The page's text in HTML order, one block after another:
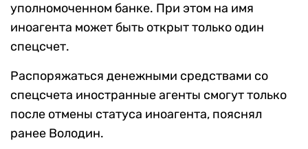
уполномоченном банке. При этом на имя
иноагента может быть открыт только один
спецсчет.
Распоряжаться денежными средствами со
спецсчета иностранные агенты смогут только
после отмены статуса иноагента, пояснял
ранее Володин.